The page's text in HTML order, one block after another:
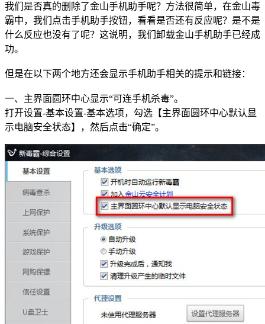
我们是否真的删除了金山手机助手呢？方法很简单，在金山毒
霸中，我们点击手机助手按钮，看看是否还有反应呢？是不是
什么反应也没有了呢？这说明，我们卸载金山手机助手已经成
功。
但是在以下两个地方还会显示手机助手相关的提示和链接：
一、主界面圆环中心显示“可连手机杀毒”。
打开设置-基本设置-基本选项，勾选【主界面圆环中心默认显
示电脑安全状态】，然后点击“确定”。